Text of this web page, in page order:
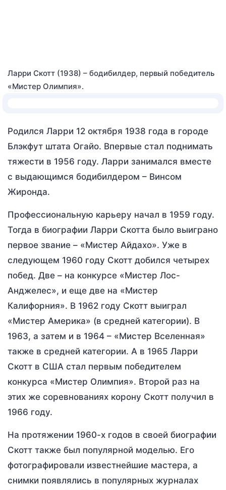
Ларри Скотт (1938) – бодибилдер, первый победитель
«Мистер Олимпия».
Родился Ларри 12 октября 1938 года в городе
Блэкфут штата Огайо. Впервые стал поднимать
тяжести в 1956 году. Ларри занимался вместе
с выдающимся бодибилдером – Винсом
Жиронда.
Профессиональную карьеру начал в 1959 году.
Тогда в биографии Ларри Скотта было выиграно
первое звание – «Мистер Айдахо». Уже в
следующем 1960 году Скотт добился четырех
побед. Две – на конкурсе «Мистер Лос-
Анджелес», и еще две на «Мистер
Калифорния». В 1962 году Скотт выиграл
«Мистер Америка» (в средней категории). В
1963, а затем и в 1964 – «Мистер Вселенная»
также в средней категории. А в 1965 Ларри
Скотт в США стал первым победителем
конкурса «Мистер Олимпия». Второй раз на
этих же соревнованиях корону Скотт получил в
1966 году.
На протяжении 1960-х годов в своей биографии
Скотт также был популярной моделью. Его
фотографировали известнейшие мастера, а
снимки появлялись в популярных журналах